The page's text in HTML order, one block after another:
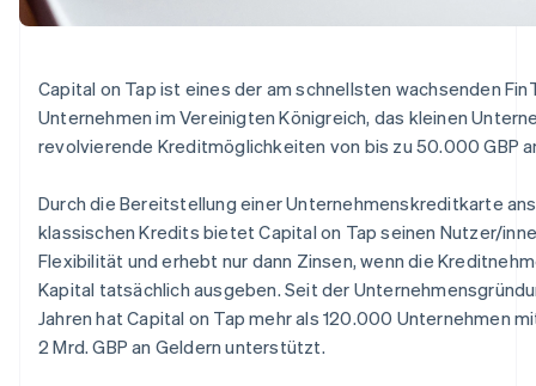
Climate
CO₂-Entnahme
Identity
Stripe-Sessions 2026
Erfahren Sie, wie Stripe Lösungen für die
Stripe App-Marktplatz
Capital on Tap ist eines der am schnellsten wachsenden
Unternehmen im Vereinigten Königreich, das kleinen
revolvierende Kreditmöglichkeiten von bis zu 50.000 GBP
Durch die Bereitstellung einer Unternehmenskreditkarte
klassischen Kredits bietet Capital on Tap seinen Nutzer/
Flexibilität und erhebt nur dann Zinsen, wenn die
Kapital tatsächlich ausgeben. Seit der
Jahren hat Capital on Tap mehr als 120.000 Unternehmen
2 Mrd. GBP an Geldern unterstützt.